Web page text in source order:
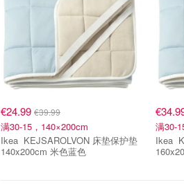
€24.99 €39.99
满30-15，140×200cm
Ikea KEJSAROLVON 床垫保护垫
140x200cm 米色蓝色
满30-
Ikea KEJSAROLVON 床垫保护垫